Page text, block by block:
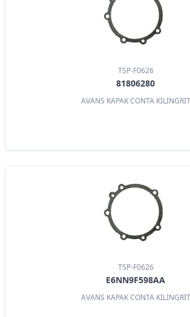
TSP-F0626
81806280
AVANS KAPAK CONTA KILINGRİT
TSP-F0626
E6NN9F598AA
AVANS KAPAK CONTA KILINGRİT